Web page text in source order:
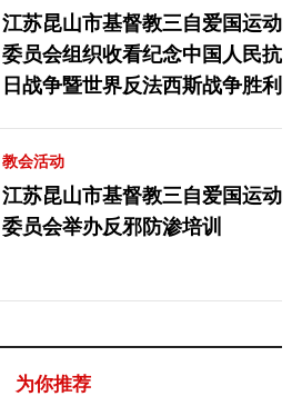
江苏昆山市基督教三自爱国运动
委员会组织收看纪念中国人民抗
日战争暨世界反法西斯战争胜利
教会活动
江苏昆山市基督教三自爱国运动
委员会举办反邪防渗培训
为你推荐